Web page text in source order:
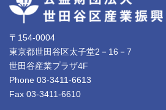
〒154-0004
東京都世田谷区太子堂2－16－7
世田谷産業プラザ4F
Phone 03-3411-6613
Fax 03-3411-6610